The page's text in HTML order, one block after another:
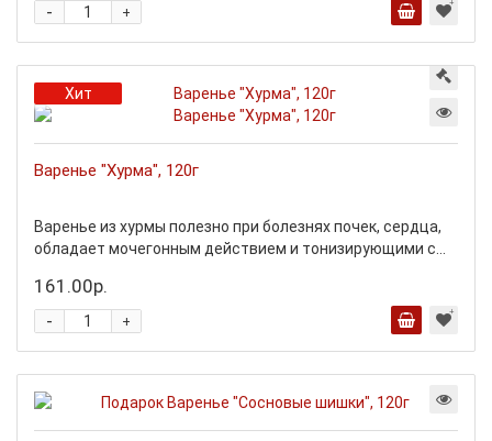
+
-
Хит
Варенье "Хурма", 120г
Варенье из хурмы полезно при болезнях почек, сердца,
обладает мочегонным действием и тонизирующими с...
161.00р.
+
-